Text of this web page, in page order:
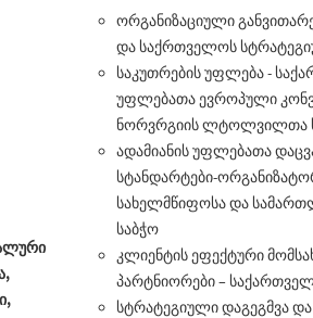
,
,
ორგანიზაციული
და საქრთველოს
საკუთრების უფლება -
უფლებათა ევროპული
ნორვრგიის ლტოლვილთა
ადამიანის უფლებათა
სტანდარტები-
სახელმწიფოსა და
საბჭო
კლიენტის ეფექტური
პარტნიორები –
სტრატეგიული დაგეგმვა